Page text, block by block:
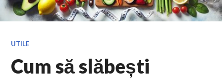
UTILE
Cum să slăbești